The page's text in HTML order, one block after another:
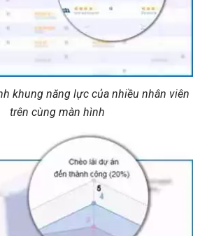
khung năng lực của nhiều nhân viên
trên cùng màn hình